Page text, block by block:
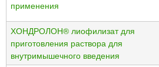
применения
ХОНДРОЛОН® лиофилизат для
приготовления раствора для
внутримышечного введения